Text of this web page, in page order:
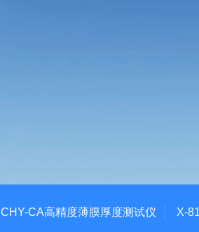
CHY-CA高精度薄膜厚度测试仪 X-